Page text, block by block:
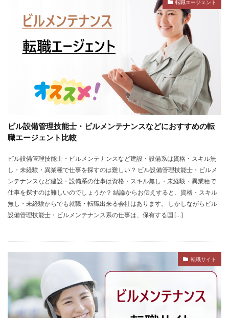
転職エージェント
ビル設備管理技能士・ビルメンテナンスなどにおすすめの転
職エージェント比較
ビル設備管理技能士・ビルメンテナンスなど建設・設備系は資格・スキル無
し・未経験・異業種で仕事を探すのは難しい？ ビル設備管理技能士・ビルメ
ンテナンスなど建設・設備系の仕事は資格・スキル無し・未経験・異業種で
仕事を探すのは難しいのでしょうか？ 結論からお伝えすると、資格・スキル
無し・未経験からでも就職・転職出来る会社はあります。 しかしながらビル
設備管理技能士・ビルメンテナンス系の仕事は、保有する国 […]
転職サイト
お仕事ラボ
エンマン
PHARMASTAFF
40代
CE DYM就職
JAIC
LITALICO仕事ナビ
ME MT
OT
PTOPSTワーカー
PTOT人材バンク
Re就活 RT
Simple株式会社
ST
インクル エージェント
エイチエ
エグゼクティブ
エニーキャリア株式会社
ナース人材バンク
ネルサポート
募集
介護福祉士
わたしNEXT
一覧 中退
人材紹介
介護ワーカー
介護福祉 介護職
リシュウカツ
仕事
仕事探し 体育会 体調不良
体験談
作業療法士
保育士
保育士人材バンク
ハイクラス
ビルメンテナンス
ビル設備管理技能士
ファーネットキャリア
ファーマキャリア
ファルマスタッフ